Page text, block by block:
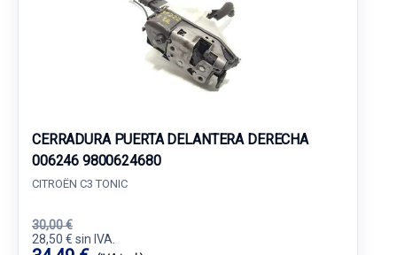
CERRADURA PUERTA DELANTERA DERECHA
006246 9800624680
CITROËN C3 TONIC
30,00 €
28,50 € sin IVA.